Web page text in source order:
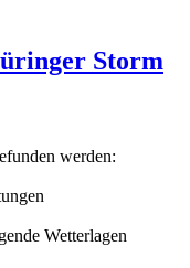
Storm
werden:
Wetterlagen